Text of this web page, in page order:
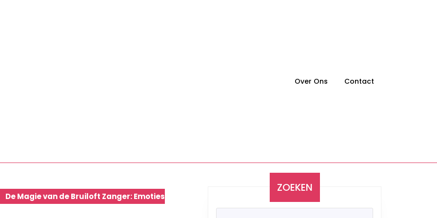
Over Ons Contact
De Magie van de Bruiloft Zanger: Emoties
ZOEKEN